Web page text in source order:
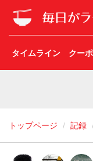
タイムライン クー
トップページ 記録